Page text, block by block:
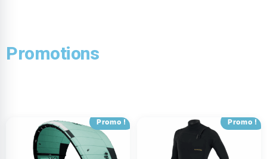
Promotions
Promo ! Promo !